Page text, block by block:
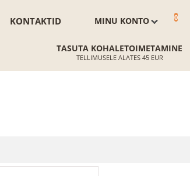
0
MINU KONTO
KONTAKTID
TASUTA KOHALETOIMETAMINE
TELLIMUSELE ALATES 45 EUR